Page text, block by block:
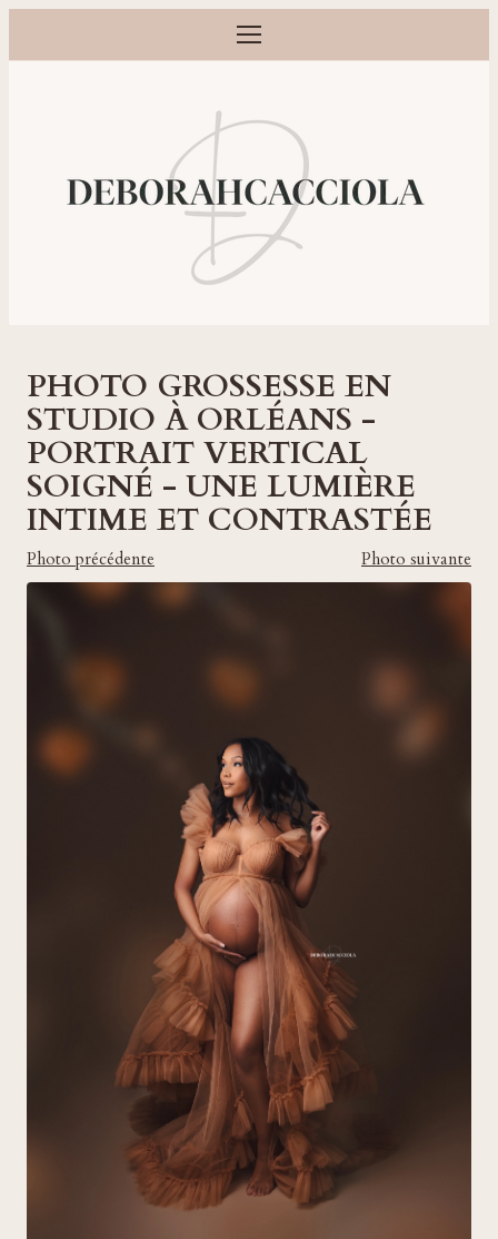
Ouvrir le menu
Photographe grossesse, naissance, bébé et famille à Orléans
PHOTO GROSSESSE EN
STUDIO À ORLÉANS -
PORTRAIT VERTICAL
SOIGNÉ - UNE LUMIÈRE
INTIME ET CONTRASTÉE
Photo précédente Photo suivante